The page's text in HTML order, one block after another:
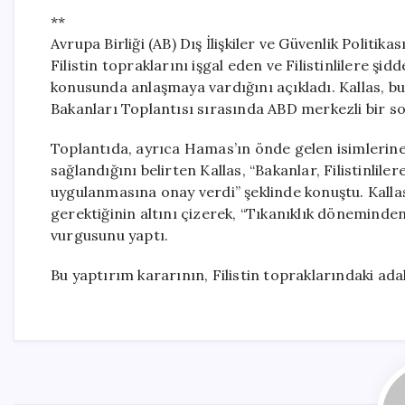
**
Avrupa Birliği (AB) Dış İlişkiler ve Güvenlik
Filistin topraklarını işgal eden ve Filistinlilere
konusunda anlaşmaya vardığını açıkladı. Kallas,
Bakanları Toplantısı sırasında ABD merkezli bir
Toplantıda, ayrıca Hamas’ın önde gelen
sağlandığını belirten Kallas, “Bakanlar,
uygulanmasına onay verdi” şeklinde konuştu.
gerektiğinin altını çizerek, “Tıkanıklık
vurgusunu yaptı.
Bu yaptırım kararının, Filistin topraklarındaki